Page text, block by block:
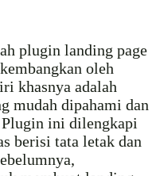
plugin landing page
oleh
khasnya adalah
mudah dipahami dan
Plugin ini dilengkapi
berisi tata letak dan